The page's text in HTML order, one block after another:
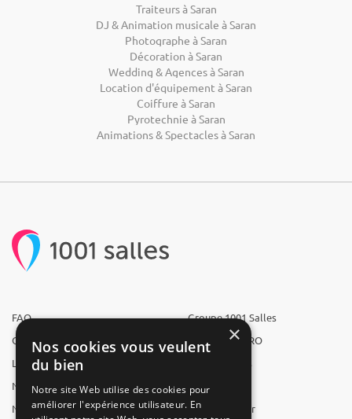
Traiteurs à Saran
DJ & Animation musicale à Saran
Photographe à Saran
Décoration à Saran
Wedding & Agences à Saran
Location d'équipement à Saran
Coiffure à Saran
Pyrotechnie à Saran
Animations & Spectacles à Saran
FAQ
Qui sommes-nous ?
L'équipe
Nous recrutons
Nos partenaires
Groupe 1001 Salles
1001 Salles PRO
1001 Traiteurs
1001 Artistes
Reserverunbar
×
Nos cookies vous veulent
du bien
Notre site Web utilise des cookies pour
améliorer l'expérience utilisateur. En